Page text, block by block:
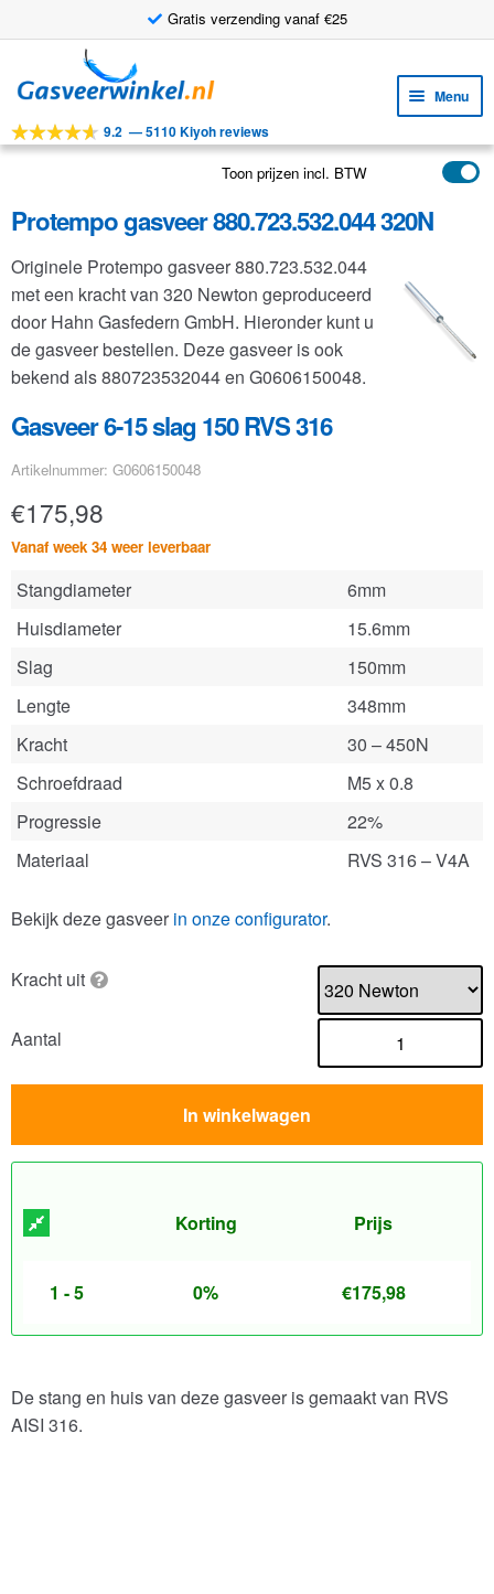
Gratis verzending vanaf €25
door
navigatie
naar
inhoud
Menu
Tools
Toepassingen
Klantenservice
FAQ
9.2 —5110 Kiyoh reviews
Toon prijzen incl. BTW
Protempo gasveer 880.723.532.044 320N
Originele Protempo gasveer 880.723.532.044
met een kracht van 320 Newton geproduceerd
door Hahn Gasfedern GmbH. Hieronder kunt u
de gasveer bestellen. Deze gasveer is ook
bekend als 880723532044 en G0606150048.
Gasveer 6-15 slag 150 RVS 316
Artikelnummer: G0606150048
€175,98
Vanaf week 34 weer leverbaar
Stangdiameter
6mm
Huisdiameter
15.6mm
Slag
150mm
Lengte
348mm
Kracht
30 – 450N
Schroefdraad
M5 x 0.8
Progressie
22%
Materiaal
RVS 316 – V4A
Bekijk deze gasveer in onze configurator.
Kracht uit
Aantal
In winkelwagen
Korting Prijs
1 - 5 0% €175,98
De stang en huis van deze gasveer is gemaakt van RVS
AISI 316.